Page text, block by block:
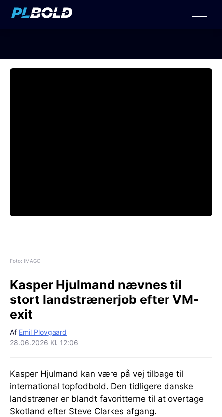
Foto: IMAGO
Kasper Hjulmand nævnes til
stort landstrænerjob efter VM-
exit
Af Emil Plovgaard
28.06.2026 Kl. 12:06
Kasper Hjulmand kan være på vej tilbage til
international topfodbold. Den tidligere danske
landstræner er blandt favoritterne til at overtage
Skotland efter Steve Clarkes afgang.